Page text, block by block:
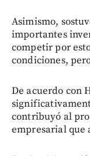
Asimismo,
importantes
competir por
condiciones,
De acuerdo con
contribuyó al
empresarial que